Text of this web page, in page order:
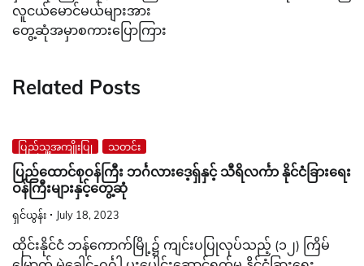
လူငယ်မောင်မယ်များအား
တွေ့ဆုံအမှာစကားပြောကြား
Related Posts
ပြည်သူ့အကျိုးပြု သတင်း
ပြည်ထောင်စုဝန်ကြီး ဘင်္ဂလားဒေ့ရှ်နှင့် သီရိလင်္ကာ နိုင်ငံခြားရေး
ဝန်ကြီးများနှင့်တွေ့ဆုံ
ရှင်ယွန်း July 18, 2023
ထိုင်းနိုင်ငံ ဘန်ကောက်မြို့၌ ကျင်းပပြုလုပ်သည့် (၁၂) ကြိမ်